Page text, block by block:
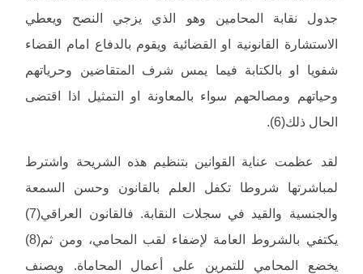
جدول نقابة المحامين وهو الذي يزجي النصح ويعطي
الاستشارة القانونية او القضائية ويقوم بالدفاع امام القضاء
شفويا او بالكتابة فيما يمس شرف المتقاضين وحرياتهم
وحياتهم ومصالحهم سواء بالمعاونة او التمثيل اذا اقتضى
الحال ذلك(6).
لقد عظمت عناية القوانين بتنظيم هذه الشريحة واشترط
لمباشرتها شروطا تكفل العلم بالقانون وحسن السمعة
والجنسية والقيد في سجلات النقابة. فالقانون العراقي(7)
يكتفي بالشروط العامة لإضفاء لقب المحامي، ومن ثم(8)
يخضع المحامي للتمرين على أعمال المحاماة. ويصنف